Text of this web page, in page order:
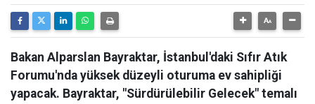
Bakan Alparslan Bayraktar, İstanbul'daki Sıfır Atık
Forumu'nda yüksek düzeyli oturuma ev sahipliği
yapacak. Bayraktar, "Sürdürülebilir Gelecek" temalı